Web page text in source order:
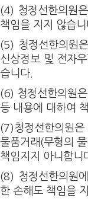
(4) 청정선한의원
책임을 지지 않습니
(5) 청정선한의원
신상정보 및 전자
습니다.
(6) 청정선한의원
등 내용에 대하여
(7)청정선한의원
물품거래(무형의
책임지지 아니합니
(8) 청정선한의원
한 손해도 책임을